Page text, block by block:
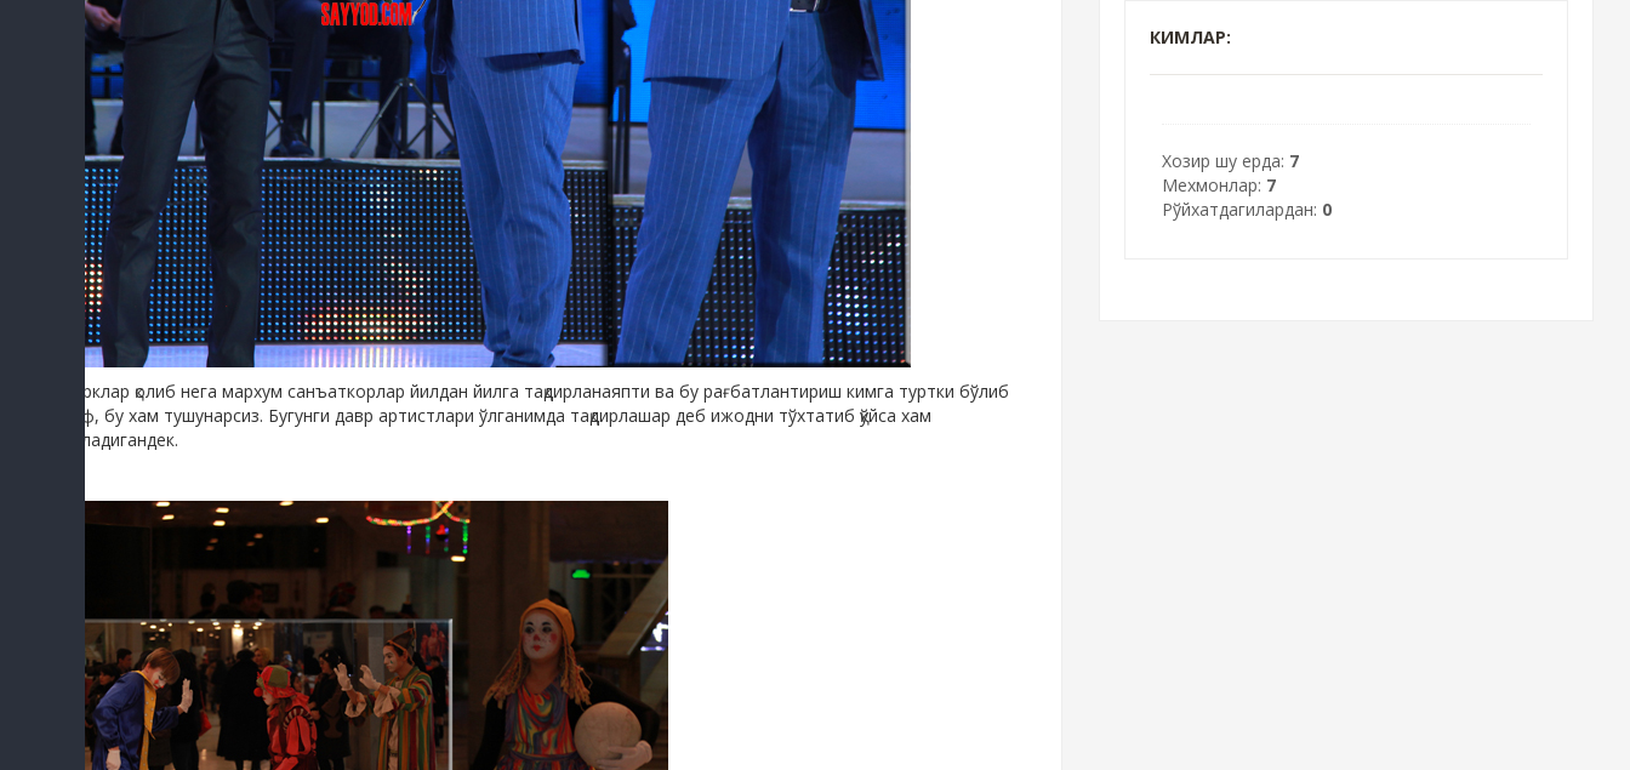
Тирклар қолиб нега мархум санъаткорлар йилдан йилга тақдирланаяпти ва бу рағбатлантириш кимга туртки бўлиб
наф, бу хам тушунарсиз. Бугунги давр артистлари ўлганимда тақдирлашар деб ижодни тўхтатиб қўйса хам
бўладигандек.
КИМЛАР:
Хозир шу ерда: 7
Мехмонлар: 7
Рўйхатдагилардан: 0